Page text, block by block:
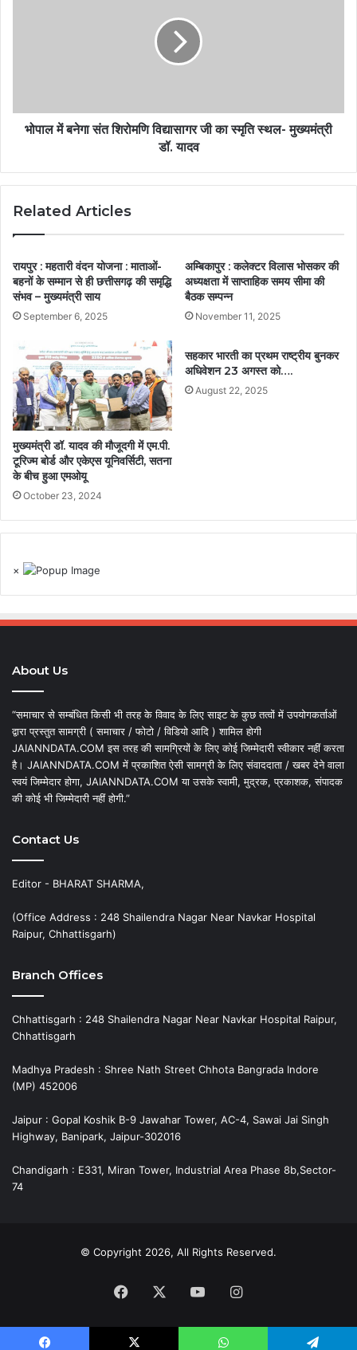
भोपाल में बनेगा संत शिरोमणि विद्यासागर जी का स्मृति स्थल- मुख्यमंत्री
डॉ. यादव
Related Articles
रायपुर : महतारी वंदन योजना : माताओं-
बहनों के सम्मान से ही छत्तीसगढ़ की समृद्धि
संभव – मुख्यमंत्री साय
September 6, 2025
अम्बिकापुर : कलेक्टर विलास भोसकर की
अध्यक्षता में साप्ताहिक समय सीमा की
बैठक सम्पन्न
November 11, 2025
मुख्यमंत्री डॉ. यादव की मौजूदगी में एम.पी.
टूरिज्म बोर्ड और एकेएस यूनिवर्सिटी, सतना
के बीच हुआ एमओयू
October 23, 2024
सहकार भारती का प्रथम राष्ट्रीय बुनकर
अधिवेशन 23 अगस्त को….
August 22, 2025
×
About Us
“समाचार से सम्बंधित किसी भी तरह के विवाद के लिए साइट के कुछ तत्वों में उपयोगकर्ताओं
द्वारा प्रस्तुत सामग्री ( समाचार / फोटो / विडियो आदि ) शामिल होगी
JAIANNDATA.COM इस तरह की सामग्रियों के लिए कोई जिम्मेदारी स्वीकार नहीं करता
है। JAIANNDATA.COM में प्रकाशित ऐसी सामग्री के लिए संवाददाता / खबर देने वाला
स्वयं जिम्मेदार होगा, JAIANNDATA.COM या उसके स्वामी, मुद्रक, प्रकाशक, संपादक
की कोई भी जिम्मेदारी नहीं होगी.”
Contact Us
Editor - BHARAT SHARMA,
(Office Address : 248 Shailendra Nagar Near Navkar Hospital
Raipur, Chhattisgarh)
Branch Offices
Chhattisgarh : 248 Shailendra Nagar Near Navkar Hospital Raipur,
Chhattisgarh
Madhya Pradesh : Shree Nath Street Chhota Bangrada Indore
(MP) 452006
Jaipur : Gopal Koshik B-9 Jawahar Tower, AC-4, Sawai Jai Singh
Highway, Banipark, Jaipur-302016
Chandigarh : E331, Miran Tower, Industrial Area Phase 8b,Sector-
74
© Copyright 2026, All Rights Reserved.
Facebook YouTubeInstagram